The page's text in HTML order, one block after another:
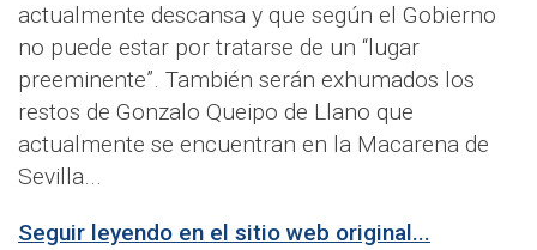
actualmente descansa y que según el Gobierno
no puede estar por tratarse de un “lugar
preeminente”. También serán exhumados los
restos de Gonzalo Queipo de Llano que
actualmente se encuentran en la Macarena de
Sevilla...
Seguir leyendo en el sitio web original...